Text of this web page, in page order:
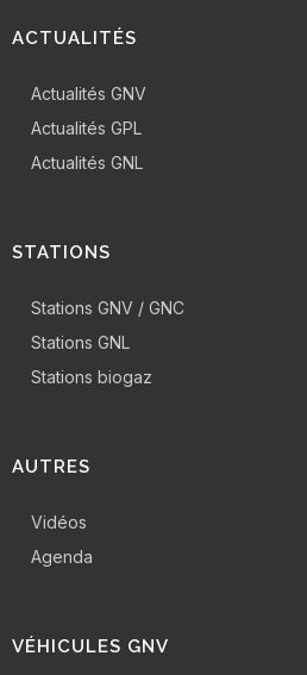
ACTUALITÉS
Actualités GNV
Actualités GPL
Actualités GNL
STATIONS
Stations GNV / GNC
Stations GNL
Stations biogaz
AUTRES
Vidéos
Agenda
VÉHICULES GNV